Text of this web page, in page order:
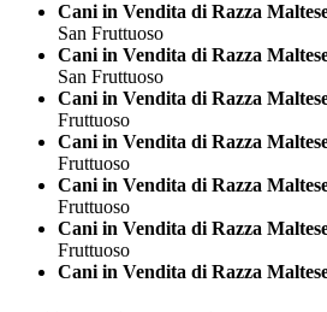
Cani in Vendita di Razza
San Fruttuoso
Cani in Vendita di Razza
San Fruttuoso
Cani in Vendita di Razza
Fruttuoso
Cani in Vendita di Razza
Fruttuoso
Cani in Vendita di Razza
Fruttuoso
Cani in Vendita di Razza
Fruttuoso
Cani in Vendita di Razza